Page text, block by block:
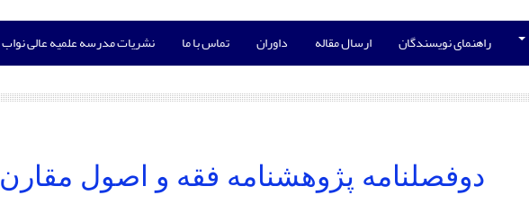
راهنمای نویسندگان ارسال مقاله داوران تماس با ما نشریات مدرسه علمیه عالی نواب
دوفصلنامه پژوهشنامه فقه و اصول مقارن